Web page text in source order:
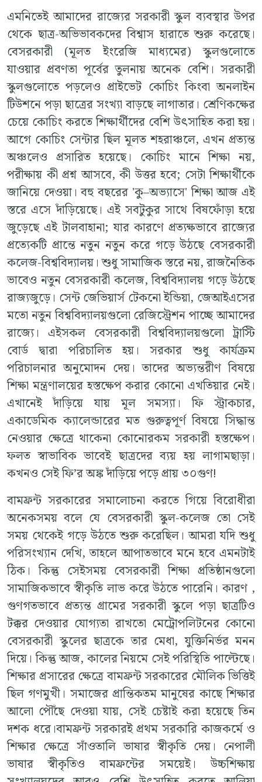
এমনিতেই আমাদের রাজ্যের সরকারী স্কুল ব্যবস্থার উপর
থেকে ছাত্র-অভিভাবকদের বিশ্বাস হারাতে শুরু করেছে।
বেসরকারী (মূলত ইংরেজি মাধ্যমের) স্কুলগুলোতে
যাওয়ার প্রবণতা পূর্বের তুলনায় অনেক বেশি। সরকারী
স্কুলগুলোতে পড়লেও প্রাইভেট কোচিং কিংবা অনলাইন
টিউশনে পড়া ছাত্রের সংখ্যা বাড়ছে লাগাতার। শ্রেণিকক্ষের
চেয়ে কোচিং করতে শিক্ষার্থীদের বেশি উৎসাহিত করা হয়।
আগে কোচিং সেন্টার ছিল মূলত শহরাঞ্চলে, এখন প্রত্যন্ত
অঞ্চলেও প্রসারিত হয়েছে। কোচিং মানে শিক্ষা নয়,
পরীক্ষায় কী প্রশ্ন আসবে, কী উত্তর হবে; সেটা শিক্ষার্থীকে
জানিয়ে দেওয়া। বহু বছরের 'কু–অভ্যাসে' শিক্ষা আজ এই
স্তরে এসে দাঁড়িয়েছে। এই সবটুকুর সাথে বিষফোঁড়া হয়ে
জুড়েছে এই টালবাহানা; যার কারণে প্রত্যক্ষভাবে রাজ্যের
প্রত্যেকটি প্রান্তে নতুন নতুন করে গড়ে উঠছে বেসরকারী
কলেজ-বিশ্ববিদ্যালয়। শুধু সামাজিক স্তরে নয়, রাজনৈতিক
ভাবেও নতুন বেসরকারী কলেজ, বিশ্ববিদ্যালয় গড়ে উঠছে
রাজ্যজুড়ে। সেন্ট জেভিয়ার্স টেকনো ইন্ডিয়া, জেআইএসের
মতো নতুন বিশ্ববিদ্যালয়গুলো রেজিস্ট্রেশন পাচ্ছে আমাদের
রাজ্যে। এইসকল বেসরকারী বিশ্ববিদ্যালয়গুলো ট্রাস্টি
বোর্ড দ্বারা পরিচালিত হয়। সরকার শুধু কার্যক্রম
পরিচালনার অনুমোদন দেয়। তাদের অভ্যন্তরীণ বিষয়ে
শিক্ষা মন্ত্রণালয়ের হস্তক্ষেপ করার কোনো এখতিয়ার নেই।
এখানেই দাঁড়িয়ে যায় মূল সমস্যা। ফি স্ট্রাকচার,
একাডেমিক ক্যালেন্ডারের মত গুরুত্বপূর্ণ বিষয়ে সিদ্ধান্ত
নেওয়ার ক্ষেত্রে থাকেনা কোনোরকম সরকারী হস্তক্ষেপ।
ফলত স্বাভাবিক ভাবেই ছাত্রদের ব্যয় হয় লাগামছাড়া।
কখনও সেই ফি’র অঙ্ক দাঁড়িয়ে পড়ে প্রায় ৩০গুণ!
বামফ্রন্ট সরকারের সমালোচনা করতে গিয়ে বিরোধীরা
অনেকসময় বলে যে বেসরকারী স্কুল-কলেজ তো সেই
সময় থেকেই গড়ে উঠতে শুরু করেছিল। আমরা যদি শুধু
পরিসংখ্যান দেখি, তাহলে আপাতভাবে মনে হবে এমনটাই
ঠিক। কিন্তু সেইসময় বেসরকারী শিক্ষা প্রতিষ্ঠানগুলো
সামাজিকভাবে স্বীকৃতি লাভ করে উঠতে পারেনি। কারণ ,
গুণগতভাবে প্রত্যন্ত গ্রামের সরকারী স্কুলে পড়া ছাত্রটিও
টক্কর দেওয়ার যোগ্যতা রাখতো মেট্রোপলিটনের কোনো
বেসরকারী স্কুলের ছাত্রকে তার মেধা, যুক্তিনির্ভর মনন
দিয়ে। কিন্তু আজ, কালের নিয়মে সেই পরিস্থিতি পাল্টেছে।
শিক্ষার প্রসারের ক্ষেত্রে বামফ্রন্ট সরকারের মৌলিক ভিত্তিই
ছিল গণমুখী। সমাজের প্রান্তিকতম মানুষের কাছে শিক্ষার
আলো পৌঁছে দেওয়া যায়, সেই চেষ্টাই করা হয়েছে তিন
দশক ধরে।বামফ্রন্ট সরকারই প্রথম সরকারি কাজকর্মে ও
শিক্ষার ক্ষেত্রে সাঁওতালি ভাষার স্বীকৃতি দেয়। নেপালী
ভাষার স্বীকৃতিও বামফ্রন্টের সময়েই। উচ্চশিক্ষায়